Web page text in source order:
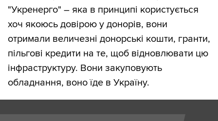
"Укренерго" – яка в принципі користується
хоч якоюсь довірою у донорів, вони
отримали величезні донорські кошти, гранти,
пільгові кредити на те, щоб відновлювати цю
інфраструктуру. Вони закуповують
обладнання, воно їде в Україну.